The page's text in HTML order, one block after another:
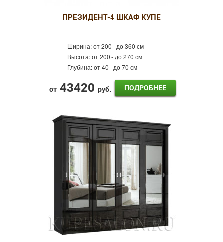
ПРЕЗИДЕНТ-4 ШКАФ КУПЕ
Ширина:от 200 - до 360 см
Высота:от 200 - до 270 см
Глубина:от 40 - до 70 см
от 43420 руб. ПОДРОБНЕЕ